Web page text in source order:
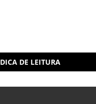
DICA DE LEITURA